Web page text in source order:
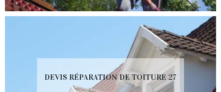
DEVIS RÉPARATION DE TOITURE 27